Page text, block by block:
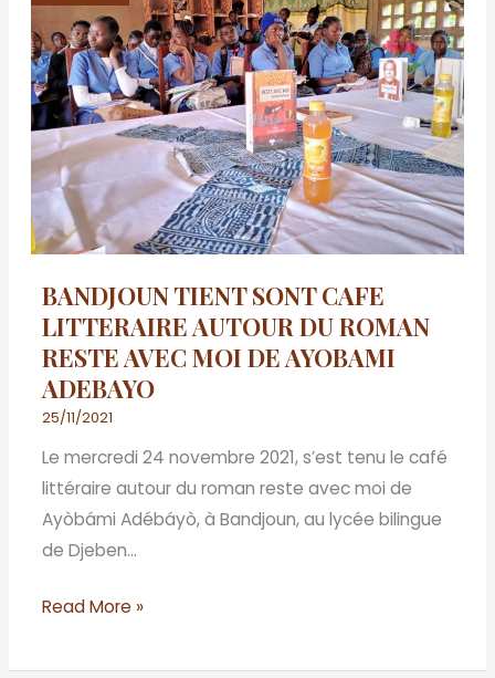
BANDJOUN TIENT SONT CAFE
LITTERAIRE AUTOUR DU ROMAN
RESTE AVEC MOI DE AYOBAMI
ADEBAYO
25/11/2021
Le mercredi 24 novembre 2021, s’est tenu le café
littéraire autour du roman reste avec moi de
Ayòbámi Adébáyò, à Bandjoun, au lycée bilingue
de Djeben…
SONT
CAFE
LITTERAIRE
AUTOUR
DU
ROMAN
RESTE
AVEC
DE
AYOBAMI
ADEBAYO
Read More »